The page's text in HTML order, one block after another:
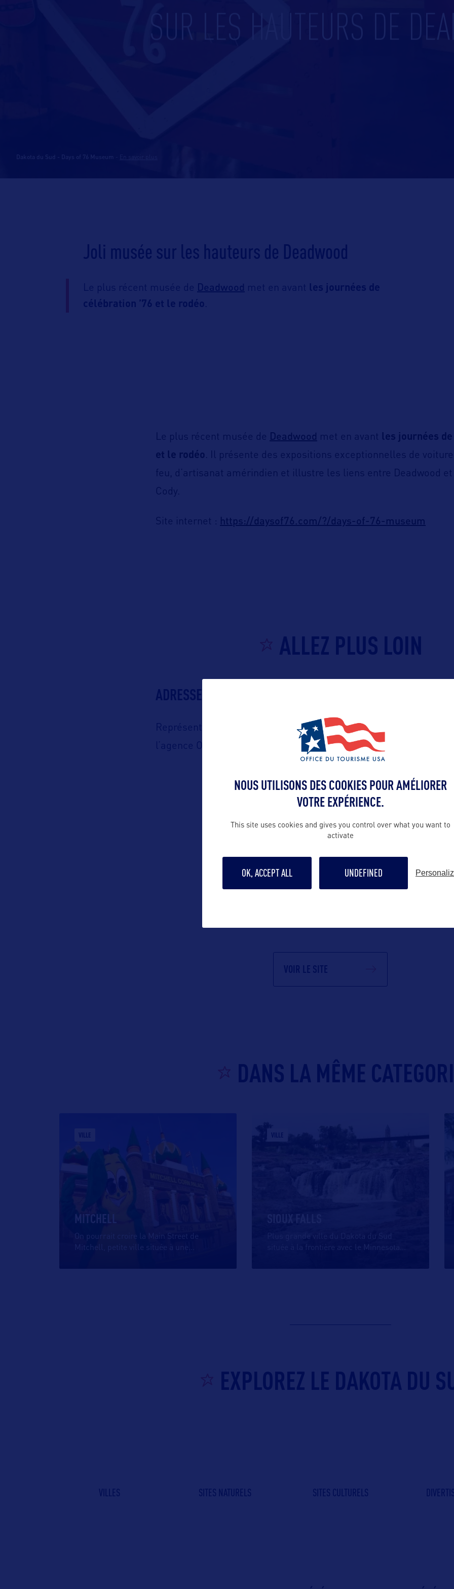
SUR LES HAUTEURS DE
Dakota du Sud - Days of 76 Museum
Joli musée sur les hauteurs de Deadwood
Le plus récent musée de Deadwood met en avant les journées de
célébration ’76 et le rodéo .
Le plus récent musée de Deadwood met en avant les journées
et le rodéo . Il présente des expositions exceptionnelles de
feu, d’artisanat amérindien et illustre les liens entre Deadwood
Cody.
Site internet : https://daysof76.com/?/days-of-76-museum
ALLEZ PLUS LOIN
ADRESSES
Représenté en France par
l’agence Orkestra Tourism
tourism.com
Contact grand
Suivre
VOIR LE SITE
DANS LA MÊME
VILLE
MITCHELL
On pourrait croire la Main Street de
Mitchell, petite ville située à une
VILLE
SIOUX FALLS
située à la frontière avec le Minnesota
EXPLOREZ LE DAKOTA DU
VILLES SITES NATURELS SITES CULTURELS
NOUS UTILISONS DES COOKIES POUR AMÉLIORER
VOTRE EXPÉRIENCE.
This site uses cookies and gives you control over what you want to
activate
OK, ACCEPT ALL UNDEFINED